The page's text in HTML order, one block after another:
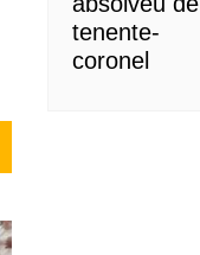
tenente-
coronel